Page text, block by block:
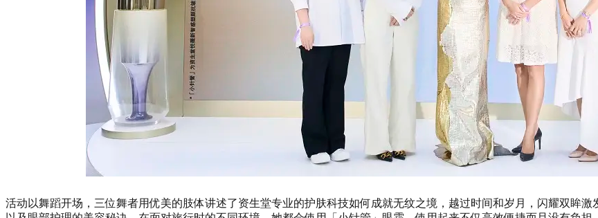
活动以舞蹈开场，三位舞者用优美的肢体讲述了资生堂专业的护肤科技如何成就无纹之境，越过时间和岁月，闪耀双眸